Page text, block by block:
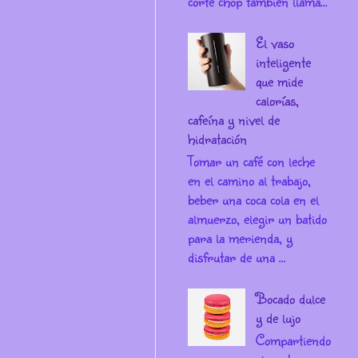
El vaso
inteligente
que mide
calorías,
cafeína y nivel de
hidratación
Tomar un café con leche
en el camino al trabajo,
beber una coca cola en el
almuerzo, elegir un batido
para la merienda, y
disfrutar de una ...
Bocado dulce
y de lujo
Compartiendo